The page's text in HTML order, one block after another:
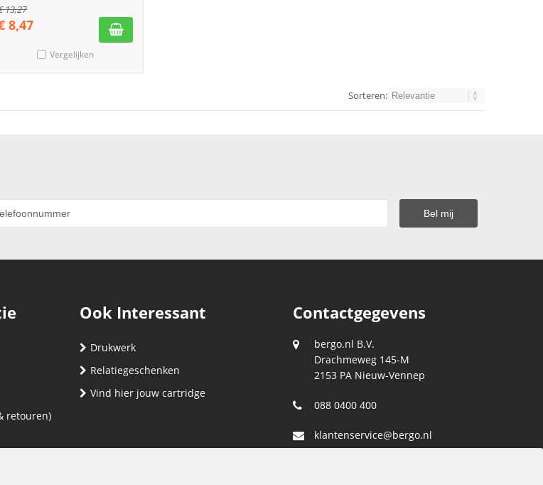
13,27
8,47
Vergelijken
Sorteren:
retouren)
Ook Interessant
Drukwerk
Relatiegeschenken
Vind hier jouw cartridge
Contactgegevens
bergo.nl B.V.
Drachmeweg 145-M
2153 PA Nieuw-Vennep
088 0400 400
klantenservice@bergo.nl